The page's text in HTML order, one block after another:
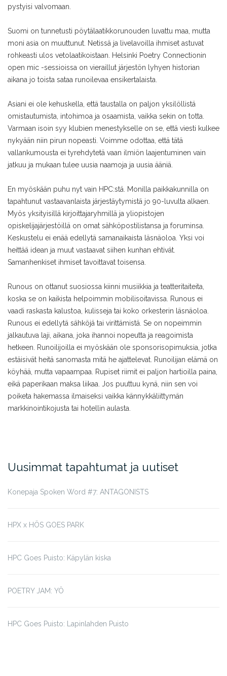
pystyisi valvomaan.
Suomi on tunnetusti pöytälaatikkorunouden luvattu maa, mutta
moni asia on muuttunut. Netissä ja livelavoilla ihmiset astuvat
rohkeasti ulos vetolaatikoistaan. Helsinki Poetry Connectionin
open mic -sessioissa on vieraillut järjestön lyhyen historian
aikana jo toista sataa runoilevaa ensikertalaista.
Asiani ei ole kehuskella, että taustalla on paljon yksilöllistä
omistautumista, intohimoa ja osaamista, vaikka sekin on totta.
Varmaan isoin syy klubien menestykselle on se, että viesti kulkee
nykyään niin pirun nopeasti. Voimme odottaa, että tätä
vallankumousta ei tyrehdytetä vaan ilmiön laajentuminen vain
jatkuu ja mukaan tulee uusia naamoja ja uusia ääniä.
En myöskään puhu nyt vain HPC:stä. Monilla paikkakunnilla on
tapahtunut vastaavanlaista järjestäytymistä jo 90-luvulta alkaen.
Myös yksityisillä kirjoittajaryhmillä ja yliopistojen
opiskelijajärjestöillä on omat sähköpostilistansa ja foruminsa.
Keskustelu ei enää edellytä samanaikaista läsnäoloa. Yksi voi
heittää idean ja muut vastaavat siihen kunhan ehtivät.
Samanhenkiset ihmiset tavoittavat toisensa.
Runous on ottanut suosiossa kiinni musiikkia ja teatteritaiteita,
koska se on kaikista helpoimmin mobilisoitavissa. Runous ei
vaadi raskasta kalustoa, kulisseja tai koko orkesterin läsnäoloa.
Runous ei edellytä sähköjä tai virittämistä. Se on nopeimmin
jalkautuva laji, aikana, joka ihannoi nopeutta ja reagoimista
hetkeen. Runoilijoilla ei myöskään ole sponsorisopimuksia, jotka
estäisivät heitä sanomasta mitä he ajattelevat. Runoilijan elämä on
köyhää, mutta vapaampaa. Rupiset riimit ei paljon hartioilla paina,
eikä paperikaan maksa liikaa. Jos puuttuu kynä, niin sen voi
poiketa hakemassa ilmaiseksi vaikka kännykkäliittymän
markkinointikojusta tai hotellin aulasta.
Uusimmat tapahtumat ja uutiset
Konepaja Spoken Word #7: ANTAGONISTS
HPX x HÖS GOES PARK
HPC Goes Puisto: Käpylän kiska
POETRY JAM: YÖ
HPC Goes Puisto: Lapinlahden Puisto